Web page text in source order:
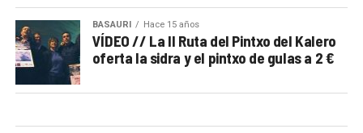
BASAURI Hace 15 años
VÍDEO // La II Ruta del Pintxo del Kalero
oferta la sidra y el pintxo de gulas a 2 €